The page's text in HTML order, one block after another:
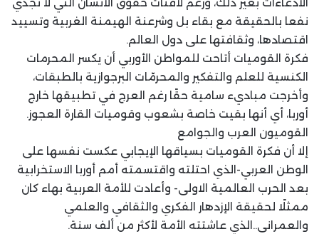
نفعا بالحقيقة مع بقاء بل وشرعنة الهيمنة الغربية وتسييد
اقتصادها، وثقافتها على دول العالم.
فكرة القوميات أتاحت للمواطن الأوربي أن يكسر المحرمات
الكنسية للعلم والتفكير والمحرمّات البرجوازية بالطبقات،
وأخرجت مباديء سامية حقًا رغم العرج في تطبيقها خارج
أوربا، أي أنها بقيت خاصة بشعوب وقوميات القارة العجوز.
القوميون العرب والجوامع
إلا أن فكرة القوميات بسياقها الإيجابي عكست نفسها على
الوطن العربي-الذي احتلته واقتسمته أمم أوربا الاستخرابية
بعد الحرب العالمية الاولى- وأعادت للأمة العربية بهاء كان
ممثلًا لحقيقة الإزدهار الفكري والثقافي والعلمي
والعمراني..الذي عاشتته الأمة لأكثر من ألف سنة.